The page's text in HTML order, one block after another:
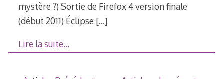
mystère ?) Sortie de Firefox 4 version finale
(début 2011) Éclipse […]
Lire la suite…